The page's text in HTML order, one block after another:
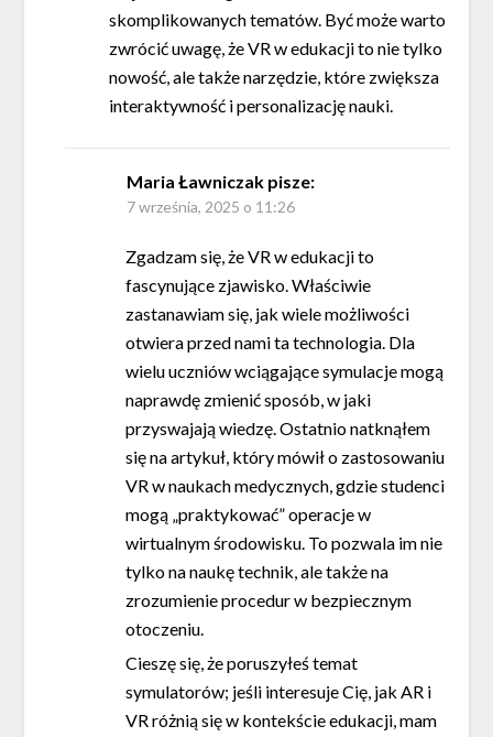
skomplikowanych tematów. Być może warto
zwrócić uwagę, że VR w edukacji to nie tylko
nowość, ale także narzędzie, które zwiększa
interaktywność i personalizację nauki.
Maria Ławniczak pisze:
7 września, 2025 o 11:26
Zgadzam się, że VR w edukacji to
fascynujące zjawisko. Właściwie
zastanawiam się, jak wiele możliwości
otwiera przed nami ta technologia. Dla
wielu uczniów wciągające symulacje mogą
naprawdę zmienić sposób, w jaki
przyswajają wiedzę. Ostatnio natknąłem
się na artykuł, który mówił o zastosowaniu
VR w naukach medycznych, gdzie studenci
mogą „praktykować” operacje w
wirtualnym środowisku. To pozwala im nie
tylko na naukę technik, ale także na
zrozumienie procedur w bezpiecznym
otoczeniu.
Cieszę się, że poruszyłeś temat
symulatorów; jeśli interesuje Cię, jak AR i
VR różnią się w kontekście edukacji, mam